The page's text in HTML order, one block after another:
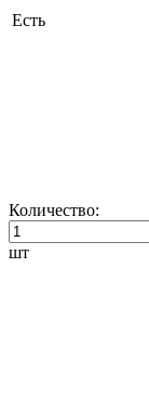
Есть
Количество:
шт